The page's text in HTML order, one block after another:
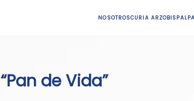
NOSOTROSCURIA ARZOBISPAL
“Pan de Vida”